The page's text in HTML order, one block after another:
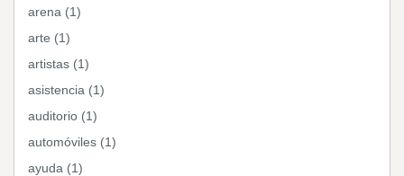
arena (1)
arte (1)
artistas (1)
asistencia (1)
auditorio (1)
automóviles (1)
ayuda (1)